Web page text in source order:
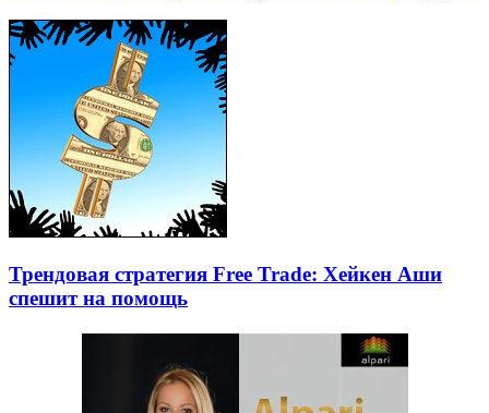
Трендовая стратегия Free Trade: Хейкен Аши
спешит на помощь